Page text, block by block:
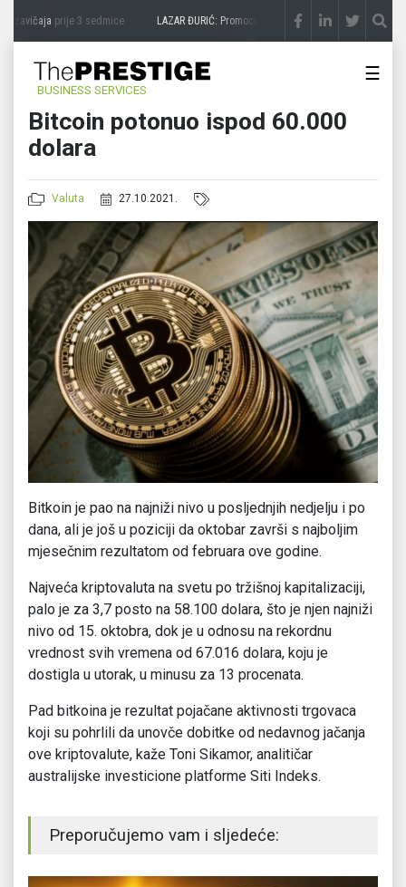
zavičajaprije 3 sedmice LAZAR ĐURIĆ: Promocija potencijal pretvara u destinaciju
BUSINESS SERVICES
☰
Bitcoin potonuo ispod 60.000
dolara
Valuta 27.10.2021.
Bitkoin je pao na najniži nivo u posljednjih nedjelju i po
dana, ali je još u poziciji da oktobar završi s najboljim
mjesečnim rezultatom od februara ove godine.
Najveća kriptovaluta na svetu po tržišnoj kapitalizaciji,
palo je za 3,7 posto na 58.100 dolara, što je njen najniži
nivo od 15. oktobra, dok je u odnosu na rekordnu
vrednost svih vremena od 67.016 dolara, koju je
dostigla u utorak, u minusu za 13 procenata.
Pad bitkoina je rezultat pojačane aktivnosti trgovaca
koji su pohrlili da unovče dobitke od nedavnog jačanja
ove kriptovalute, kaže Toni Sikamor, analitičar
australijske investicione platforme Siti Indeks.
Preporučujemo vam i sljedeće: